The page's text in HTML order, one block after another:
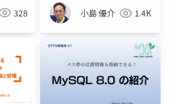
328 小島 優介 1.4K